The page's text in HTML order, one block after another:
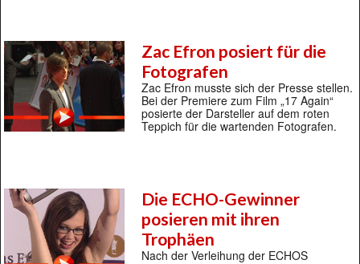
Zac Efron posiert für die
Fotografen
Zac Efron musste sich der Presse stellen.
Bei der Premiere zum Film „17 Again“
posierte der Darsteller auf dem roten
Teppich für die wartenden Fotografen.
Die ECHO-Gewinner
posieren mit ihren
Trophäen
Nach der Verleihung der ECHOS